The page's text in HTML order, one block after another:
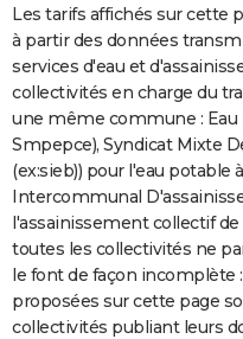
Les tarifs affichés sur cette
à partir des données
services d'eau et
collectivités en charge du
une même commune : Eau
Smpepce), Syndicat Mixte
(ex:sieb)) pour l'eau potable
Intercommunal
l'assainissement collectif de
toutes les collectivités ne
le font de façon incomplète
proposées sur cette page
collectivités publiant leurs